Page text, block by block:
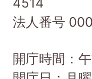
Town
法人番号
開庁時間：